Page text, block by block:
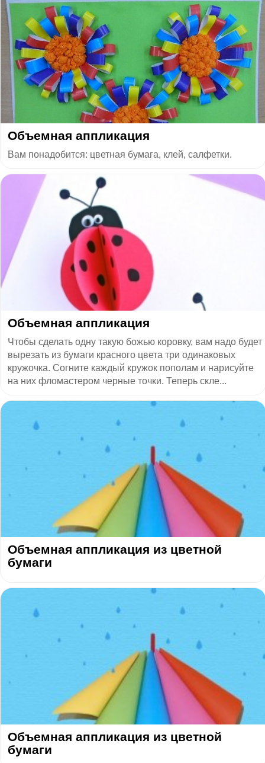
Объемная аппликация
Вам понадобится: цветная бумага, клей, салфетки.
Объемная аппликация
Чтобы сделать одну такую божью коровку, вам надо будет
вырезать из бумаги красного цвета три одинаковых
кружочка. Согните каждый кружок пополам и нарисуйте
на них фломастером черные точки. Теперь скле...
Объемная аппликация из цветной
бумаги
Объемная аппликация из цветной
бумаги